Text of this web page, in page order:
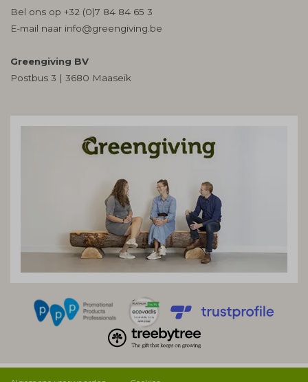
Bel ons op +32 (0)7 84 84 65 3
E-mail naar info@greengiving.be
Greengiving BV
Postbus 3 | 3680 Maaseik